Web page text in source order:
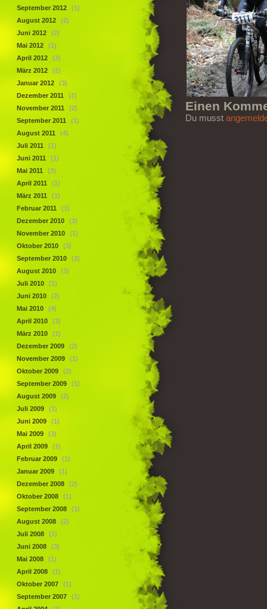
Einen
Du musst
September 2012
(1)
August 2012
(2)
Juni 2012
(2)
Mai 2012
(1)
April 2012
(3)
März 2012
(2)
Januar 2012
(3)
Dezember 2011
(1)
November 2011
(2)
September 2011
(1)
August 2011
(4)
Juli 2011
(1)
Juni 2011
(1)
Mai 2011
(3)
April 2011
(1)
März 2011
(1)
Februar 2011
(1)
Dezember 2010
(3)
November 2010
(1)
Oktober 2010
(3)
September 2010
(2)
August 2010
(3)
Juli 2010
(1)
Juni 2010
(2)
Mai 2010
(4)
April 2010
(3)
März 2010
(1)
Dezember 2009
(2)
November 2009
(1)
Oktober 2009
(2)
September 2009
(1)
August 2009
(2)
Juli 2009
(1)
Juni 2009
(1)
Mai 2009
(3)
April 2009
(1)
Februar 2009
(1)
Januar 2009
(1)
Dezember 2008
(2)
Oktober 2008
(1)
September 2008
(1)
August 2008
(2)
Juli 2008
(1)
Juni 2008
(3)
Mai 2008
(1)
April 2008
(1)
Oktober 2007
(1)
September 2007
(1)